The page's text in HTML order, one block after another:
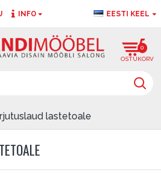
INFO EESTI KEEL
0
lastetoale